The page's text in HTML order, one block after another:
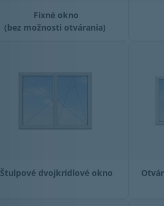
Fixné okno
(bez možnosti otvárania)
Štulpové dvojkrídlové okno